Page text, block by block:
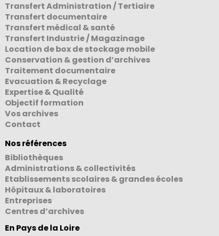
Transfert Administration / Tertiaire
Transfert documentaire
Transfert médical & santé
Transfert Industrie / Magazinage
Location de box de stockage mobile
Conservation & gestion d’archives
Traitement documentaire
Evacuation & Recyclage
Expertise & Qualité
Objectif formation
Vos archives
Contact
Nos références
Bibliothèques
Administrations & collectivités
Etablissements scolaires & grandes écoles
Hôpitaux & laboratoires
Entreprises
Centres d’archives
En Pays de la Loire